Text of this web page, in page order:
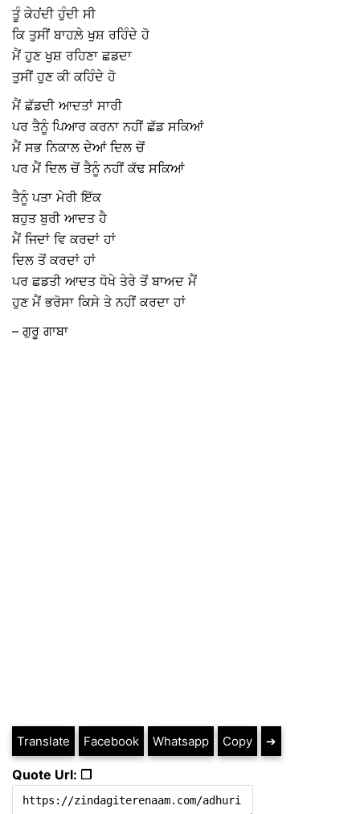
ਤੂੰ ਕੇਹਂਦੀ ਹੁੰਦੀ ਸੀ
ਕਿ ਤੁਸੀਂ ਬਾਹਲ਼ੇ ਖੁਸ਼ ਰਹਿੰਦੇ ਹੋ
ਮੈਂ ਹੁਣ ਖੁਸ਼ ਰਹਿਣਾ ਛਡਦਾ
ਤੁਸੀਂ ਹੁਣ ਕੀ ਕਹਿੰਦੇ ਹੋ
ਮੈਂ ਛੱਡਦੀ ਆਦਤਾਂ ਸਾਰੀ
ਪਰ ਤੈਨੂੰ ਪਿਆਰ ਕਰਨਾ ਨਹੀਂ ਛੱਡ ਸਕਿਆਂ
ਮੈਂ ਸਭ ਨਿਕਾਲ ਦੇਆਂ ਦਿਲ ਚੋਂ
ਪਰ ਮੈਂ ਦਿਲ ਚੋਂ ਤੈਨੂੰ ਨਹੀਂ ਕੱਢ ਸਕਿਆਂ
ਤੈਨੂੰ ਪਤਾ ਮੇਰੀ ਇੱਕ
ਬਹੁਤ ਬੁਰੀ ਆਦਤ ਹੈ
ਮੈਂ ਜਿਦਾਂ ਵਿ ਕਰਦਾਂ ਹਾਂ
ਦਿਲ ਤੋਂ ਕਰਦਾਂ ਹਾਂ
ਪਰ ਛਡਤੀ ਆਦਤ ਧੋਖੇ ਤੇਰੇ ਤੋਂ ਬਾਅਦ ਮੈਂ
ਹੁਣ ਮੈਂ ਭਰੋਸਾ ਕਿਸੇ ਤੇ ਨਹੀਂ ਕਰਦਾ ਹਾਂ
– ਗੁਰੂ ਗਾਬਾ
Translate Facebook Whatsapp Copy ➔
Quote Url: ❐